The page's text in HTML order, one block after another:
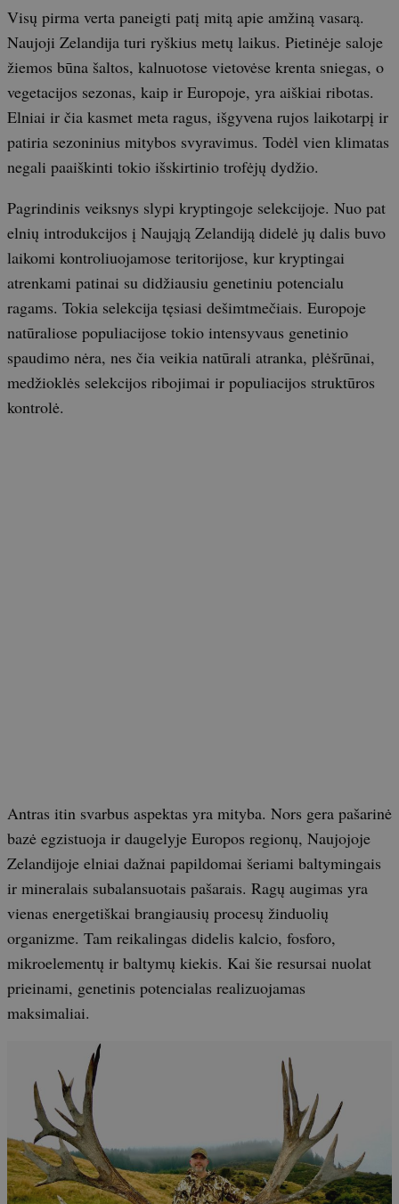
Visų pirma verta paneigti patį mitą apie amžiną vasarą.
Naujoji Zelandija turi ryškius metų laikus. Pietinėje saloje
žiemos būna šaltos, kalnuotose vietovėse krenta sniegas, o
vegetacijos sezonas, kaip ir Europoje, yra aiškiai ribotas.
Elniai ir čia kasmet meta ragus, išgyvena rujos laikotarpį ir
patiria sezoninius mitybos svyravimus. Todėl vien klimatas
negali paaiškinti tokio išskirtinio trofėjų dydžio.
Pagrindinis veiksnys slypi kryptingoje selekcijoje. Nuo pat
elnių introdukcijos į Naująją Zelandiją didelė jų dalis buvo
laikomi kontroliuojamose teritorijose, kur kryptingai
atrenkami patinai su didžiausiu genetiniu potencialu
ragams. Tokia selekcija tęsiasi dešimtmečiais. Europoje
natūraliose populiacijose tokio intensyvaus genetinio
spaudimo nėra, nes čia veikia natūrali atranka, plėšrūnai,
medžioklės selekcijos ribojimai ir populiacijos struktūros
kontrolė.
Antras itin svarbus aspektas yra mityba. Nors gera pašarinė
bazė egzistuoja ir daugelyje Europos regionų, Naujojoje
Zelandijoje elniai dažnai papildomai šeriami baltymingais
ir mineralais subalansuotais pašarais. Ragų augimas yra
vienas energetiškai brangiausių procesų žinduolių
organizme. Tam reikalingas didelis kalcio, fosforo,
mikroelementų ir baltymų kiekis. Kai šie resursai nuolat
prieinami, genetinis potencialas realizuojamas
maksimaliai.